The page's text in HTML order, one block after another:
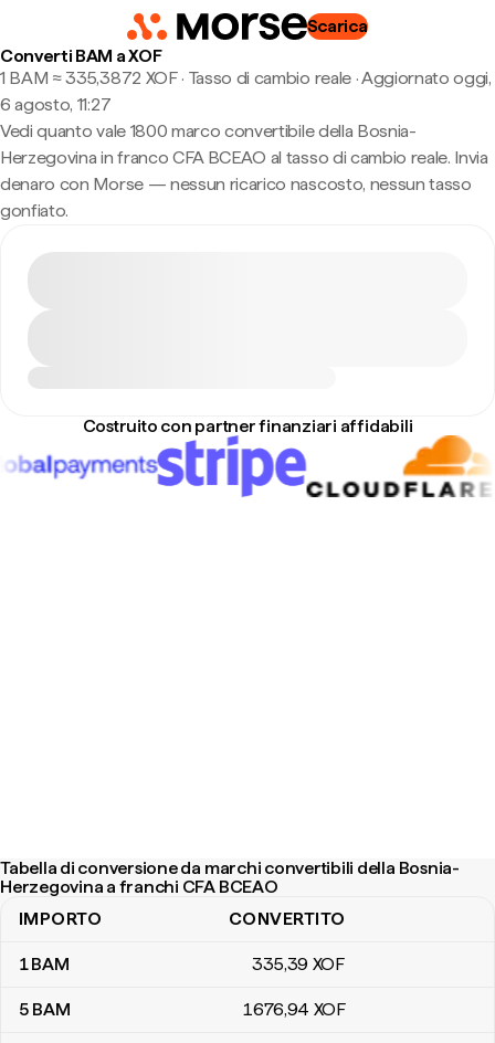
Scarica
Converti BAM a XOF
1 BAM ≈ 335,3872 XOF · Tasso di cambio reale·Aggiornato oggi,
6 agosto, 11:27
Vedi quanto vale 1800 marco convertibile della Bosnia-
Herzegovina in franco CFA BCEAO al tasso di cambio reale. Invia
denaro con Morse — nessun ricarico nascosto, nessun tasso
gonfiato.
Costruito con partner finanziari affidabili
Tabella di conversione da marchi convertibili della Bosnia-
Herzegovina a franchi CFA BCEAO
Tabella di conversione da marchi convertibili della Bosnia-
IMPORTO CONVERTITO
1BAM 335,39 XOF
5 BAM 1676,94 XOF